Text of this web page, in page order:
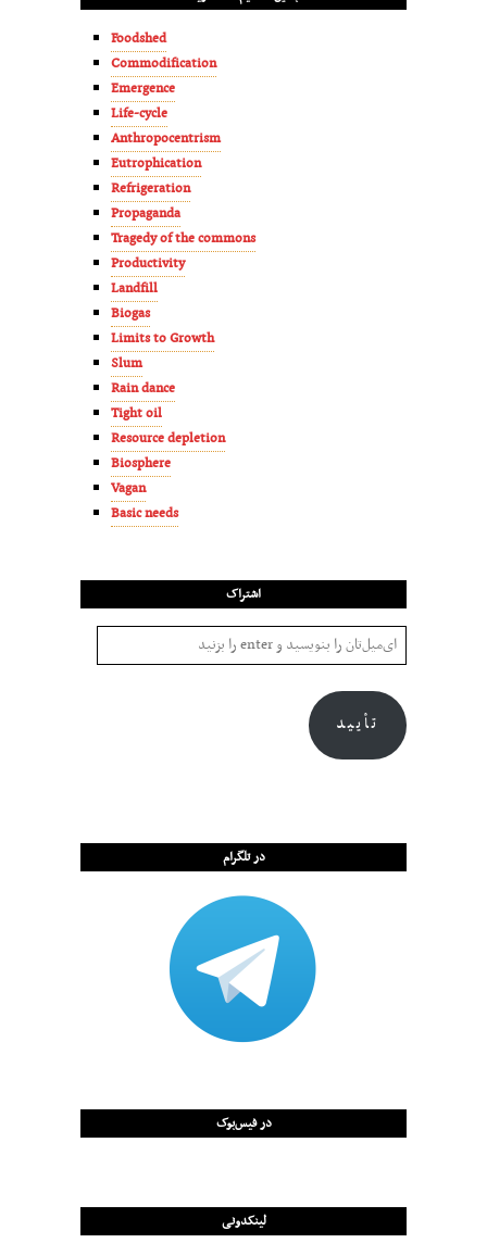
Foodshed
Commodification
Emergence
Life-cycle
Anthropocentrism
Eutrophication
Refrigeration
Propaganda
Tragedy of the commons
Productivity
Landfill
Biogas
Limits to Growth
Slum
Rain dance
Tight oil
Resource depletion
Biosphere
Vagan
Basic needs
اشتراک
تأیید
در تلگرام
در فیس‌بوک
لینکدونی